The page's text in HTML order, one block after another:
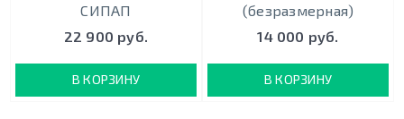
СИПАП
22 900 руб.
В КОРЗИНУ
(безразмерная)
14 000 руб.
В КОРЗИНУ